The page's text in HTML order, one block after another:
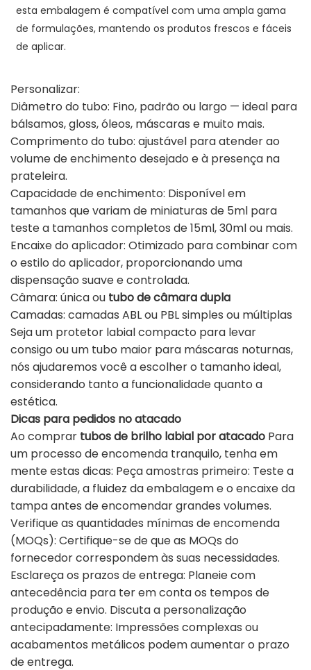
esta embalagem é compatível com uma ampla gama
de formulações, mantendo os produtos frescos e fáceis
de aplicar.
Personalizar:
Diâmetro do tubo: Fino, padrão ou largo — ideal para
bálsamos, gloss, óleos, máscaras e muito mais.
Comprimento do tubo: ajustável para atender ao
volume de enchimento desejado e à presença na
prateleira.
Capacidade de enchimento: Disponível em
tamanhos que variam de miniaturas de 5ml para
teste a tamanhos completos de 15ml, 30ml ou mais.
Encaixe do aplicador: Otimizado para combinar com
o estilo do aplicador, proporcionando uma
dispensação suave e controlada.
Câmara: única ou tubo de câmara dupla
Camadas: camadas ABL ou PBL simples ou múltiplas
Seja um protetor labial compacto para levar
consigo ou um tubo maior para máscaras noturnas,
nós ajudaremos você a escolher o tamanho ideal,
considerando tanto a funcionalidade quanto a
estética.
Dicas para pedidos no atacado
Ao comprar tubos de brilho labial por atacado Para
um processo de encomenda tranquilo, tenha em
mente estas dicas: Peça amostras primeiro: Teste a
durabilidade, a fluidez da embalagem e o encaixe da
tampa antes de encomendar grandes volumes.
Verifique as quantidades mínimas de encomenda
(MOQs): Certifique-se de que as MOQs do
fornecedor correspondem às suas necessidades.
Esclareça os prazos de entrega: Planeie com
antecedência para ter em conta os tempos de
produção e envio. Discuta a personalização
antecipadamente: Impressões complexas ou
acabamentos metálicos podem aumentar o prazo
de entrega.